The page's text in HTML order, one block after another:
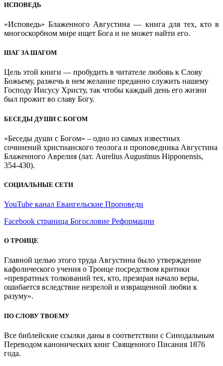
ИСПОВЕДЬ
«Исповедь» Блаженного Августина — книга для тех, кто в
многоскорбном мире ищет Бога и не может найти его.
ШАГ ЗА ШАГОМ
Цель этой книги — пробудить в читателе любовь к Слову
Божьему, разжечь в нем желание преданно служить нашему
Господу Иисусу Христу, так чтобы каждый день его жизни
был прожит во славу Богу.
БЕСЕДЫ ДУШИ С БОГОМ
«Беседы души с Богом» – одно из самых известных
сочинений христианского теолога и проповедника Августина
Блаженного Аврелия (лат. Aurelius Augustinus Hipponensis,
354-430).
СОЦИАЛЬНЫЕ СЕТИ
YouTube канал Евангельские Проповеди
Facebook страница Богословие Реформации
О ТРОИЦЕ
Главной целью этого труда Августина было утверждение
кафолического учения о Троице посредством критики
«превратных толкований тех, кто, презирая начало веры,
ошибается вследствие незрелой и извращенной любви к
разуму».
ПО СЛОВУ ТВОЕМУ
Все библейские ссылки даны в соответствии с Синодальным
Переводом канонических книг Священного Писания 1876
года.